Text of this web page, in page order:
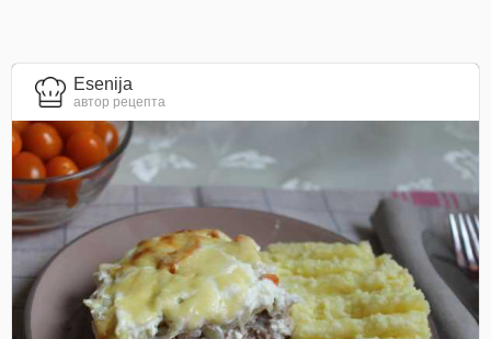
Esenija
автор рецепта